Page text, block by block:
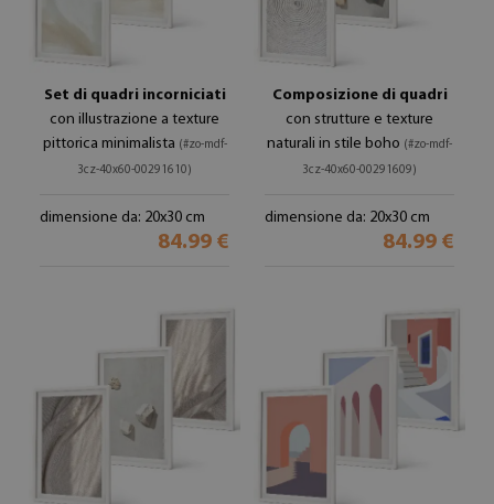
Set di quadri incorniciati
con illustrazione a texture
pittorica minimalista (#zo-mdf-
3cz-40x60-00291610)
dimensione da: 20x30 cm
84.99 €
Composizione di quadri
con strutture e texture
naturali in stile boho (#zo-mdf-
3cz-40x60-00291609)
dimensione da: 20x30 cm
84.99 €